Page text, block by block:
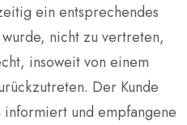
ein entsprechendes
nicht zu vertreten,
insoweit von einem
Der Kunde
und empfangene